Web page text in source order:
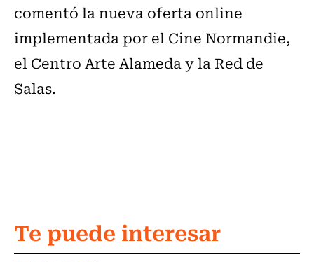
comentó la nueva oferta online
implementada por el Cine Normandie,
el Centro Arte Alameda y la Red de
Salas.
Te puede interesar